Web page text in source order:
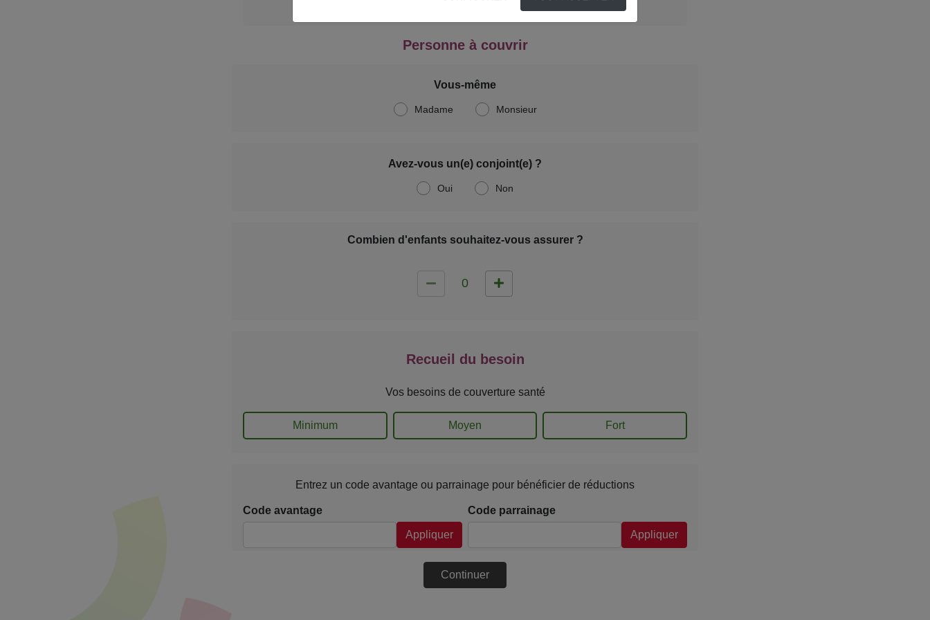
Personne à couvrir
Vous-même
Madame Monsieur
Avez-vous un(e) conjoint(e) ?
Oui Non
Combien d'enfants souhaitez-vous assurer ?
0
Recueil du besoin
Vos besoins de couverture santé
Minimum Moyen Fort
Entrez un code avantage ou parrainage pour bénéficier de réductions
Code avantage
Appliquer
Code parrainage
Appliquer
Continuer